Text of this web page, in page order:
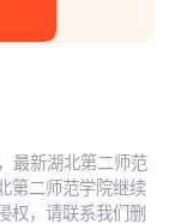
最新湖北第二师范
第二师范学院继续
权，请联系我们删